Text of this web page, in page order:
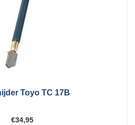
Toyo TC 17B
€34,95